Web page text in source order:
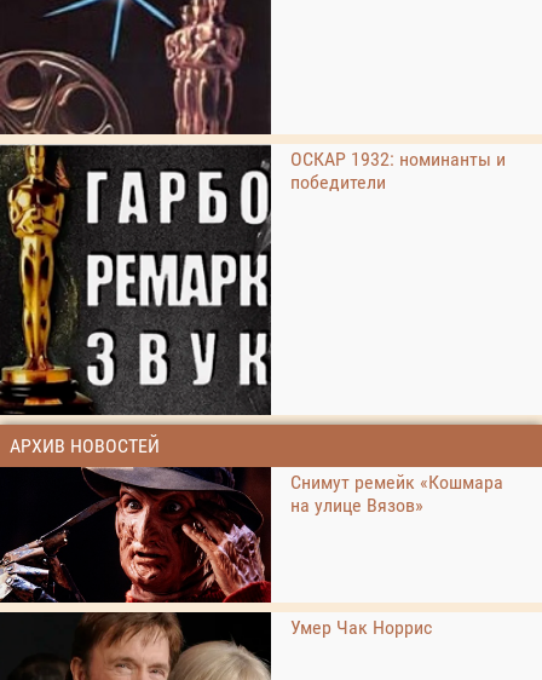
ОСКАР 1932: номинанты и
победители
АРХИВ НОВОСТЕЙ
Снимут ремейк «Кошмара
на улице Вязов»
Умер Чак Норрис